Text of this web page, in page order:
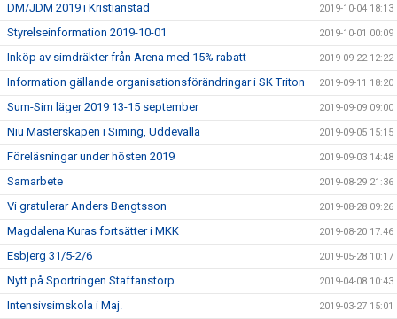
DM/JDM 2019 i Kristianstad 2019-10-04 18:13
Styrelseinformation 2019-10-01 2019-10-01 00:09
Inköp av simdräkter från Arena med 15% rabatt 2019-09-22 12:22
Information gällande organisationsförändringar i SK Triton 2019-09-11 18:20
Sum-Sim läger 2019 13-15 september 2019-09-09 09:00
Niu Mästerskapen i Siming, Uddevalla 2019-09-05 15:15
Föreläsningar under hösten 2019 2019-09-03 14:48
Samarbete 2019-08-29 21:36
Vi gratulerar Anders Bengtsson 2019-08-28 09:26
Magdalena Kuras fortsätter i MKK 2019-08-20 17:46
Esbjerg 31/5-2/6 2019-05-28 10:17
Nytt på Sportringen Staffanstorp 2019-04-08 10:43
Intensivsimskola i Maj. 2019-03-27 15:01